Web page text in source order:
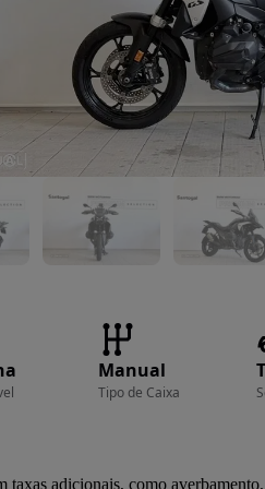
Manual
Tipo de Caixa
adicionais, como